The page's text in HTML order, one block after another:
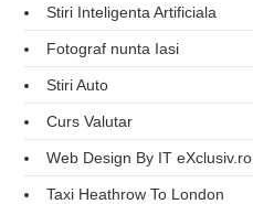
Stiri Inteligenta Artificiala
Fotograf nunta Iasi
Stiri Auto
Curs Valutar
Web Design By IT eXclusiv.ro
Taxi Heathrow To London